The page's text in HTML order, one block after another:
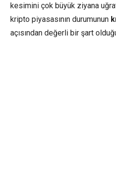
kesimini çok büyük ziyana
kripto piyasasının durumunun
açısından değerli bir şart